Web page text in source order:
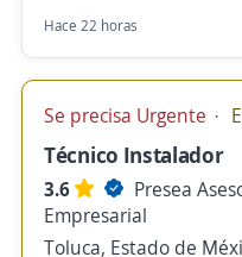
Hace 22 horas
Se precisa Urgente
Técnico Instalador
3.6
Presea
Empresarial
Toluca, Estado de